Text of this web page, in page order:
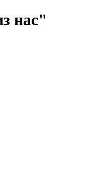
нас"